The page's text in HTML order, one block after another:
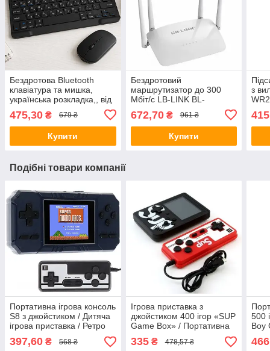
Бездротова Bluetooth
клавіатура та мишка,
українська розкладка,, від
Безшумна мишка з
клавіатурою
475,30 ₴ 679 ₴
Купити
Бездротовий
маршрутизатор до 300
Мбіт/с LB-LINK BL-
WR450H / Wi-Fi роутер /
Вайфай роутер
672,70₴ 961 ₴
Купити
з
Подібні товари компанії
Портативна ігрова консоль
S8 з джойстиком / Дитяча
ігрова приставка / Ретро
консоль для ігор
397,60 ₴ 568 ₴
Ігрова приставка з
джойстиком 400 ігор «SUP
Game Box» / Портативна
ретро приставка
335₴ 478,57 ₴
500
Boy